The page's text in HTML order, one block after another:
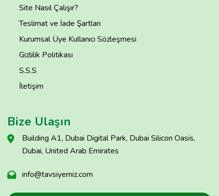
Site Nasıl Çalışır?
Teslimat ve İade Şartları
Kurumsal Üye Kullanıcı Sözleşmesi
Gizlilik Politikası
S.S.S
İletişim
Bize Ulaşın
Building A1, Dubai Digital Park, Dubai Silicon Oasis,
Dubai, United Arab Emirates
info@tavsiyemiz.com